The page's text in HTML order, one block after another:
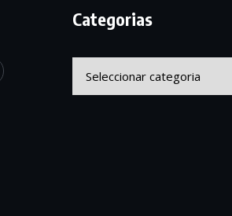
Categorias